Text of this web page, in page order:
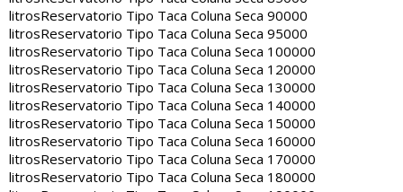
litrosReservatorio Tipo Taca Coluna Seca 90000
litrosReservatorio Tipo Taca Coluna Seca 95000
litrosReservatorio Tipo Taca Coluna Seca 100000
litrosReservatorio Tipo Taca Coluna Seca 120000
litrosReservatorio Tipo Taca Coluna Seca 130000
litrosReservatorio Tipo Taca Coluna Seca 140000
litrosReservatorio Tipo Taca Coluna Seca 150000
litrosReservatorio Tipo Taca Coluna Seca 160000
litrosReservatorio Tipo Taca Coluna Seca 170000
litrosReservatorio Tipo Taca Coluna Seca 180000